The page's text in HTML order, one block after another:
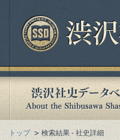
トップ 検索結果 - 社史詳細